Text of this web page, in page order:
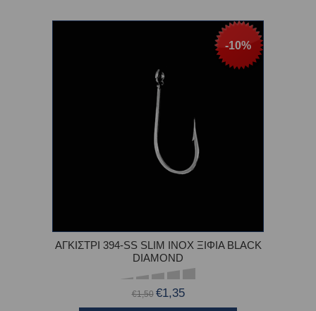
-10%
ΑΓΚΙΣΤΡΙ 394-SS SLIM INOX ΞΙΦΙΑ BLACK
DIAMOND
€1,50 €1,35